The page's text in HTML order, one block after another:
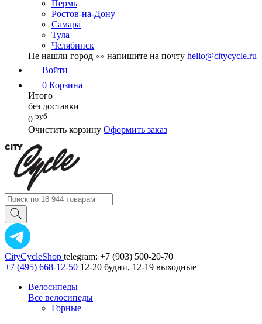
Пермь
Ростов-на-Дону
Самара
Тула
Челябинск
Не нашли город «» напишите на почту hello@citycycle.ru
Войти
0 Корзина
Итого
без доставки
0 руб
Очистить корзину Оформить заказ
CityCycleShop telegram: +7 (903) 500-20-70
+7 (495) 668-12-50 12-20 будни, 12-19 выходные
Велосипеды
Все велосипеды
Горные